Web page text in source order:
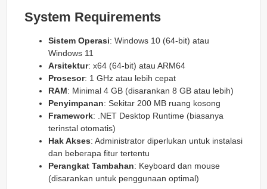
System Requirements
Sistem Operasi: Windows 10 (64-bit) atau
Windows 11
Arsitektur: x64 (64-bit) atau ARM64
Prosesor: 1 GHz atau lebih cepat
RAM: Minimal 4 GB (disarankan 8 GB atau lebih)
Penyimpanan: Sekitar 200 MB ruang kosong
Framework: .NET Desktop Runtime (biasanya
terinstal otomatis)
Hak Akses: Administrator diperlukan untuk instalasi
dan beberapa fitur tertentu
Perangkat Tambahan: Keyboard dan mouse
(disarankan untuk penggunaan optimal)